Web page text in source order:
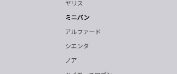
ヤリス
ミニバン
アルファード
シエンタ
ノア